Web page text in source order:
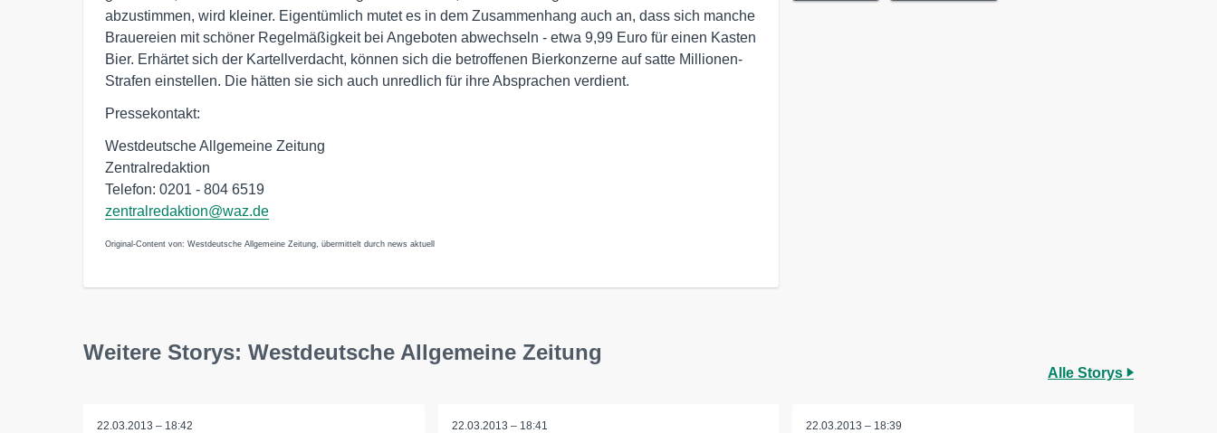
abzustimmen, wird kleiner. Eigentümlich mutet es in dem Zusammenhang auch an, dass sich manche
Brauereien mit schöner Regelmäßigkeit bei Angeboten abwechseln - etwa 9,99 Euro für einen Kasten
Bier. Erhärtet sich der Kartellverdacht, können sich die betroffenen Bierkonzerne auf satte Millionen-
Strafen einstellen. Die hätten sie sich auch unredlich für ihre Absprachen verdient.
Pressekontakt:
Westdeutsche Allgemeine Zeitung
Zentralredaktion
Telefon: 0201 - 804 6519
zentralredaktion@waz.de
Original-Content von: Westdeutsche Allgemeine Zeitung, übermittelt durch news aktuell
Weitere Storys: Westdeutsche Allgemeine Zeitung
Alle Storys
22.03.2013 – 18:42 22.03.2013 – 18:41 22.03.2013 – 18:39